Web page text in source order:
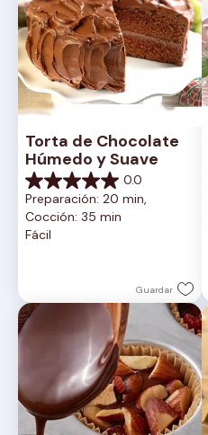
Torta de Chocolate
Húmedo y Suave
0.0
0.0
de
5
estrellas.
Preparación: 20 min,
Cocción: 35 min
Fácil
Guardar